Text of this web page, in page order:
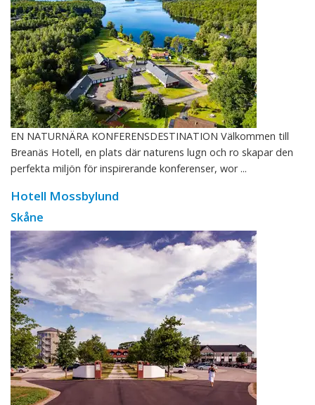
EN NATURNÄRA KONFERENSDESTINATION Välkommen till
Breanäs Hotell, en plats där naturens lugn och ro skapar den
perfekta miljön för inspirerande konferenser, wor ...
Hotell Mossbylund
Skåne